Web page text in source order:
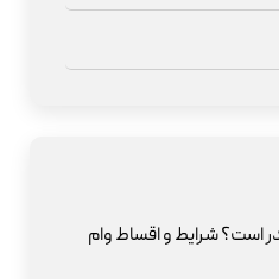
1405 چقدر است؟ شرایط و اقساط وام